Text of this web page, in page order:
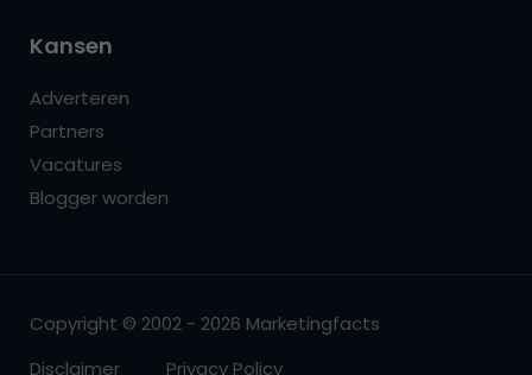
Kansen
Adverteren
Partners
Vacatures
Blogger worden
Copyright © 2002 - 2026 Marketingfacts
Disclaimer
Privacy Policy